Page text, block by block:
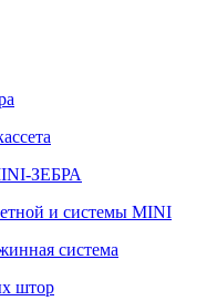
ЗЕБРА
и системы MINI
система
штор